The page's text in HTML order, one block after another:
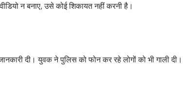
न बनाए, उसे कोई शिकायत नहीं करनी है।
दी। युवक ने पुलिस को फोन कर रहे लोगों को भी गाली दी।